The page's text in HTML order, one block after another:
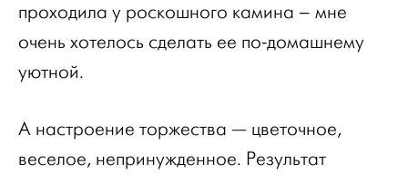
проходила у роскошного камина – мне
очень хотелось сделать ее по-домашнему
уютной.
А настроение торжества — цветочное,
веселое, непринужденное. Результат